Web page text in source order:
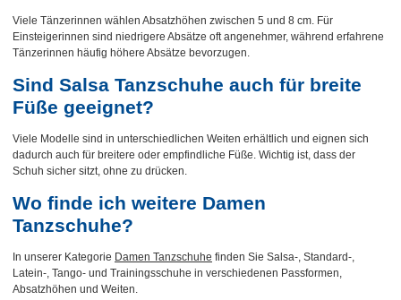
Viele Tänzerinnen wählen Absatzhöhen zwischen 5 und 8 cm. Für
Einsteigerinnen sind niedrigere Absätze oft angenehmer, während erfahrene
Tänzerinnen häufig höhere Absätze bevorzugen.
Sind Salsa Tanzschuhe auch für breite
Füße geeignet?
Viele Modelle sind in unterschiedlichen Weiten erhältlich und eignen sich
dadurch auch für breitere oder empfindliche Füße. Wichtig ist, dass der
Schuh sicher sitzt, ohne zu drücken.
Wo finde ich weitere Damen
Tanzschuhe?
In unserer Kategorie Damen Tanzschuhe finden Sie Salsa-, Standard-,
Latein-, Tango- und Trainingsschuhe in verschiedenen Passformen,
Absatzhöhen und Weiten.